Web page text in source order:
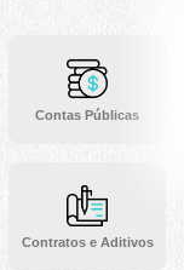
Contas Públicas
Contratos e Aditivos